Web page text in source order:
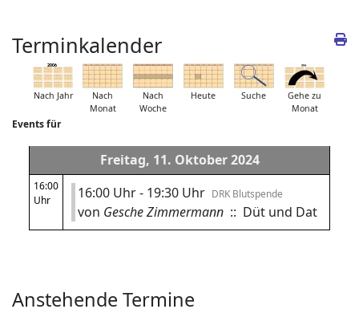
Terminkalender
Nach Jahr
Nach
Monat
Nach
Woche
Heute Suche
Gehe zu
Monat
Events für
Freitag, 11. Oktober 2024
16:00
Uhr
16:00 Uhr - 19:30 Uhr DRK Blutspende
von Gesche Zimmermann :: Düt und Dat
Anstehende Termine